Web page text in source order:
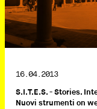
16.04.2013
S.I.T.E.S. - Stories.
Nuovi strumenti on